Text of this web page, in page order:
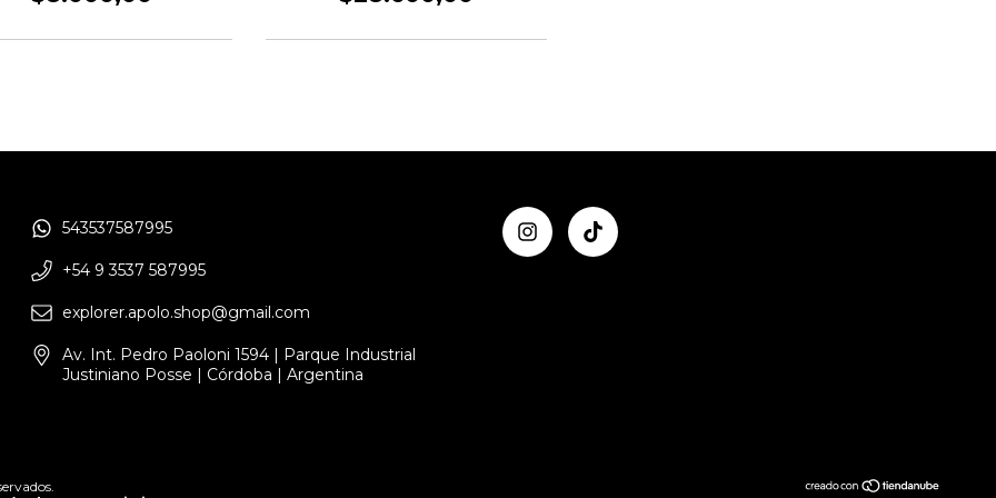
543537587995
+54 9 3537 587995
explorer.apolo.shop@gmail.com
Av. Int. Pedro Paoloni 1594 | Parque Industrial
Justiniano Posse | Córdoba | Argentina